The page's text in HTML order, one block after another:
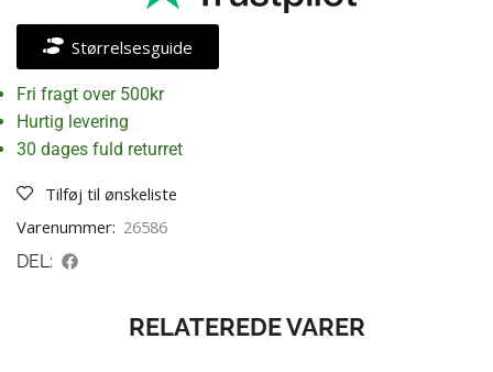
Størrelsesguide
Fri fragt over 500kr
Hurtig levering
30 dages fuld returret
Tilføj til ønskeliste
Varenummer: 26586
DEL:
RELATEREDE VARER